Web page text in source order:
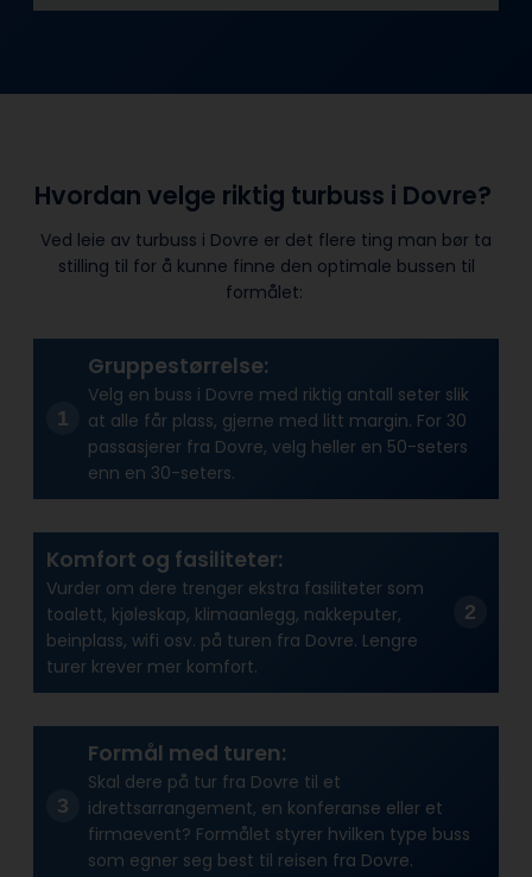
Hvordan velge riktig turbuss i Dovre?
Ved leie av turbuss i Dovre er det flere ting man bør ta
stilling til for å kunne finne den optimale bussen til
formålet:
Gruppestørrelse:
Velg en buss i Dovre med riktig antall seter slik
at alle får plass, gjerne med litt margin. For 30
passasjerer fra Dovre, velg heller en 50-seters
enn en 30-seters.
Komfort og fasiliteter:
Vurder om dere trenger ekstra fasiliteter som
toalett, kjøleskap, klimaanlegg, nakkeputer,
beinplass, wifi osv. på turen fra Dovre. Lengre
turer krever mer komfort.
Formål med turen:
Skal dere på tur fra Dovre til et
idrettsarrangement, en konferanse eller et
firmaevent? Formålet styrer hvilken type buss
som egner seg best til reisen fra Dovre.